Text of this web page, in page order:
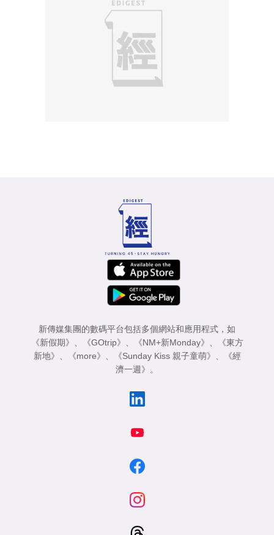
新傳媒集團的數碼平台包括多個網站和應用程式，如
《新假期》
《GOtrip》 《NM+新Monday》
《東方
新地》
《more》 《Sunday Kiss 親子童萌》
《經
濟一週》
。